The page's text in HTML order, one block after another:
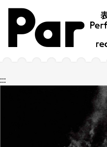
跳到主要内容区块
网站导览
:::